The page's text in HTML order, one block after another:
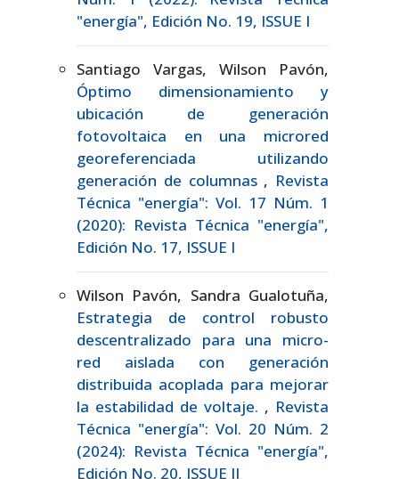
"energía", Edición No. 19, ISSUE I
Santiago Vargas, Wilson Pavón,
Óptimo dimensionamiento y
ubicación de generación
fotovoltaica en una microred
georeferenciada utilizando
generación de columnas , Revista
Técnica "energía": Vol. 17 Núm. 1
(2020): Revista Técnica "energía",
Edición No. 17, ISSUE I
Wilson Pavón, Sandra Gualotuña,
Estrategia de control robusto
descentralizado para una micro-
red aislada con generación
distribuida acoplada para mejorar
la estabilidad de voltaje. , Revista
Técnica "energía": Vol. 20 Núm. 2
(2024): Revista Técnica "energía",
Edición No. 20, ISSUE II